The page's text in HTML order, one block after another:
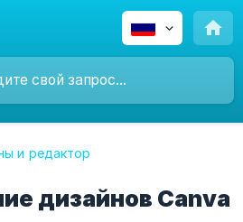
и редактор
дизайнов Canva